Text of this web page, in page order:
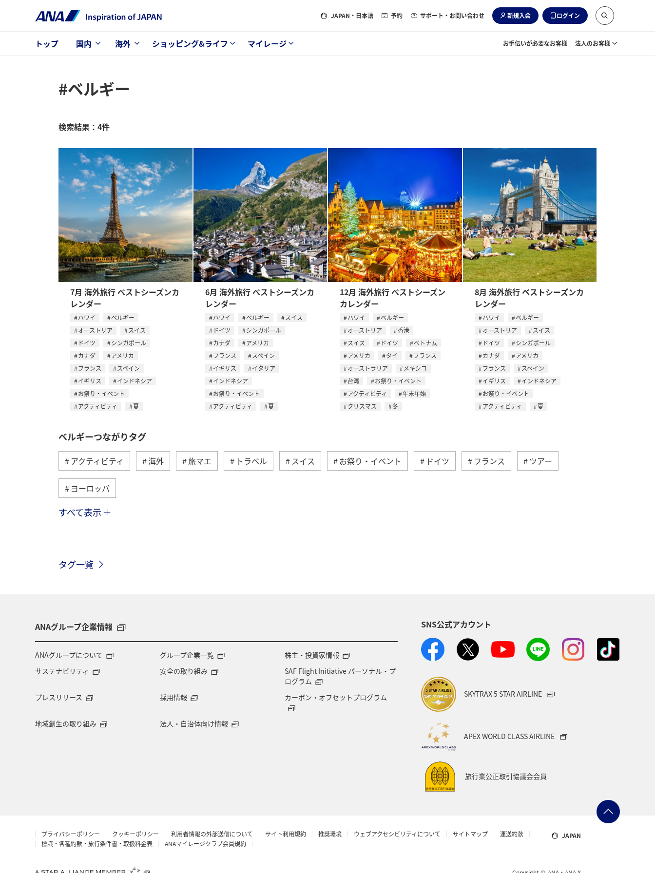
JAPAN ・日本語 予約 サポート・お問い合わせ 新規入会 ログイン
トップ 国内 海外 ショッピング&ライフ マイレージ お手伝いが必要なお客様 法人のお客様
#ベルギー
検索結果：4件
7月 海外旅行 ベストシーズンカ
レンダー
ハワイ
ベルギー
オーストリア
スイス
ドイツ
シンガポール
カナダ
アメリカ
フランス
スペイン
イギリス
インドネシア
お祭り・イベント
アクティビティ
夏
6月 海外旅行 ベストシーズンカ
レンダー
ハワイ ベルギー
スイス
ドイツ
シンガポール
カナダ
アメリカ
フランス
スペイン
イギリス
イタリア
インドネシア
お祭り・イベント
アクティビティ
夏
12月 海外旅行 ベストシーズン
カレンダー
ハワイ
ベルギー
オーストリア
香港
スイス
ドイツ
ベトナム
アメリカ
タイ
フランス
オーストラリア
メキシコ
台湾
お祭り・イベント
アクティビティ
年末年始
クリスマス
冬
8月 海外旅行 ベストシーズンカ
レンダー
ハワイ
ベルギー
オーストリア
スイス
ドイツ
シンガポール
カナダ
アメリカ
フランス
スペイン
イギリス
インドネシア
お祭り・イベント
アクティビティ
夏
ベルギーつながりタグ
アクティビティ 海外 旅マエ トラベル スイス お祭り・イベント ドイツ フランス ツアー
ヨーロッパ
オーストリア
イタリア
すべて表示
タグ一覧
ANAグループ企業情報
ANAグループについて グループ企業一覧
株主・投資家情報
サステナビリティ
安全の取り組み
SAF Flight Initiative パーソナル・プ
ログラム
プレスリリース
採用情報 カーボン・オフセットプログラム
地域創生の取り組み 法人・自治体向け情報
SNS公式アカウント
SKYTRAX 5 STAR AIRLINE
APEX WORLD CLASS AIRLINE
旅行業公正取引協議会会員
プライバシーポリシー クッキーポリシー 利用者情報の外部送信について サイト利用規約 推奨環境 ウェブアクセシビリティについて サイトマップ
運送約款
標識・各種約款・旅行条件書・取扱料金表
ANAマイレージクラブ会員規約
JAPAN